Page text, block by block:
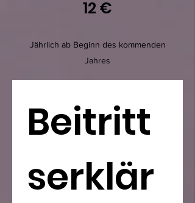
12 €
Jährlich ab Beginn des kommenden
Jahres
Beitritt
serklär